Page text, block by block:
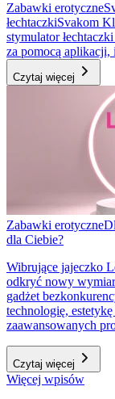
Zabawki erotyczne
łechtaczkiSvakom
stymulator
za pomocą
Czytaj więcej
Zabawki erotyczne
dla Ciebie?
Wibrujące jajeczko
odkryć nowy
gadżet
technologię,
zaawansowanych
Czytaj więcej
Więcej wpisów